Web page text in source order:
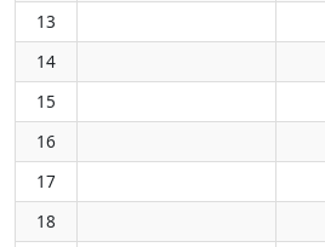
13
14
15
16
17
18